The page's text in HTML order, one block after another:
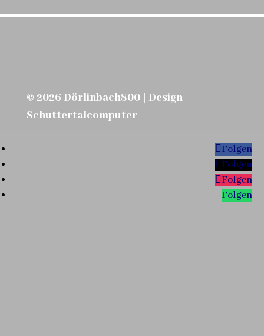
© 2026 Dörlinbach800 | Design
Schuttertalcomputer
Folgen
Folgen
Folgen
Folgen